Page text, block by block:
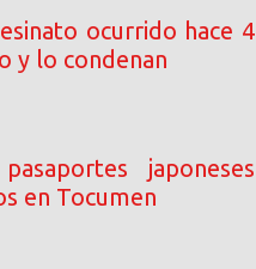
ocurrido hace 4
y lo condenan
japoneses
en Tocumen